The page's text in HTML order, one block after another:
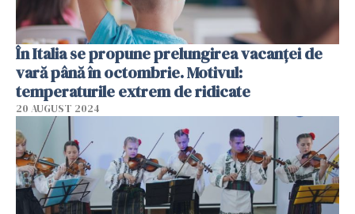
În Italia se propune prelungirea vacanței de
vară până în octombrie. Motivul:
temperaturile extrem de ridicate
20 AUGUST 2024